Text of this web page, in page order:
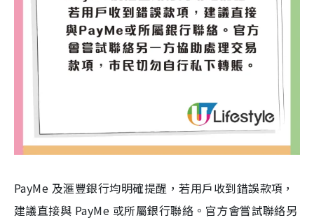
PayMe 及滙豐銀行均明確提醒，若用戶收到錯誤款項，
建議直接與 PayMe 或所屬銀行聯絡。官方會嘗試聯絡另